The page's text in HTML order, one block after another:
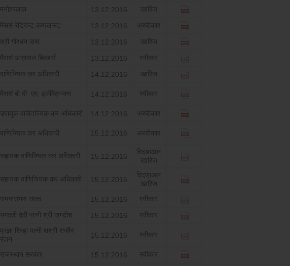
मनोहरलाल 13.12.2016 खारिज
मैसर्स रेडियेन्‍ट कम्‍पलास्‍ट 13.12.2016 अस्‍वीकार
श्री गोरधन दास 13.12.2016 खारिज
मैसर्स अग्रवाल बिल्‍डर्स 13.12.2016 स्‍वीकार
वाणिज्यिक कर अधिकारी 14.12.2016 खारिज
मैसर्स बी;वी; एम; इलेक्‍ट्‍निक्‍स 14.12.2016 स्‍वीकार
उपायुक वाक्‍तिज्यिक कर अधिकारी 14.12.2016 अस्‍वीकार
वाणिज्यिक कर अधिकारी 15.12.2016 अस्‍वीकार
सहायक वाणिज्यिक कर अधिकारी 15.12.2016
विदडाअल
खारिज
सहायक वाणिजियक कर अधिकारी 15.12.2016
विदडाअल
खारिज
रामनारायण रावत 15.12.2016 स्‍वीकार
भगवती देवी पत्‍नी श्री जगदीश 15.12.2016 स्‍वीकार
प्रज्ञा सिन्‍हा पत्‍नी शश्री राजीव
रंजन
15.12.2016 स्‍वीकार
राजस्‍थान सरकार 15.12.2016 स्‍वीकार